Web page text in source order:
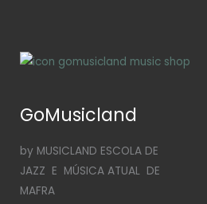
GoMusicland
by MUSICLAND ESCOLA DE
JAZZ E MÚSICA ATUAL DE
MAFRA